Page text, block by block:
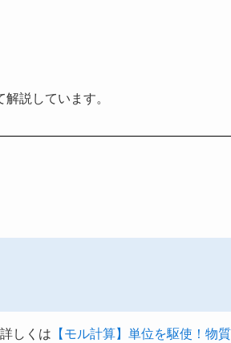
説しています。
しくは 【モル計算】単位を駆使！物質